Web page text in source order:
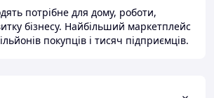
потрібне для дому, роботи,
бізнесу. Найбільший маркетплейс
покупців і тисяч підприємців.